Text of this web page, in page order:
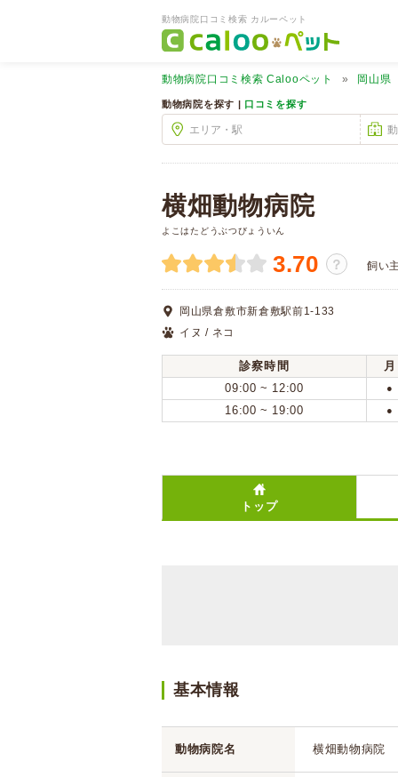
動物病院口コミ検索 カルーペット
動物病院口コミ検索 Calooペット 岡山県
動物病院を探す | 口コミを探す
横畑動物病院
よこはたどうぶつびょういん
3.70 ？ 飼い
岡山県倉敷市新倉敷駅前1-133
イヌ / ネコ
診察時間
月
09:00 ~ 12:00
●
16:00 ~ 19:00 ●
トップ
基本情報
動物病院名 横畑動物病院